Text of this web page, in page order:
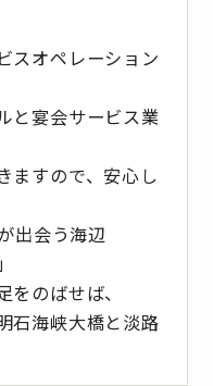
スオペレーション
と宴会サービス業
ますので、安心し
出会う海辺
のばせば、
石海峡大橋と淡路